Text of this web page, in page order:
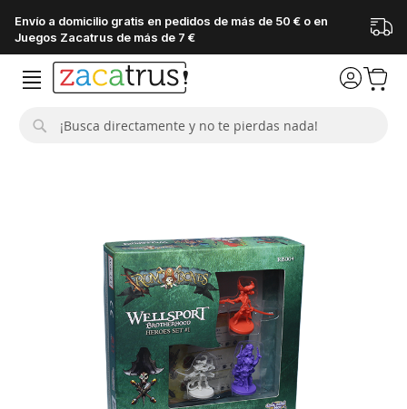
Envío a domicilio gratis en pedidos de más de 50 € o en
Juegos Zacatrus de más de 7 €